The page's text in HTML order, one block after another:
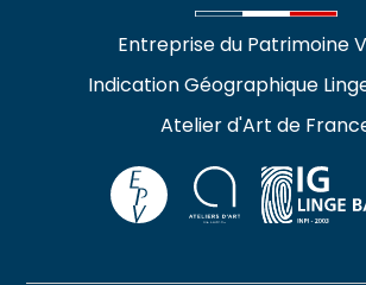
Entreprise du Patrimoine
Indication Géographique
Atelier d'Art de